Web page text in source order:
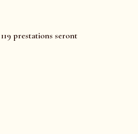
prestations seront